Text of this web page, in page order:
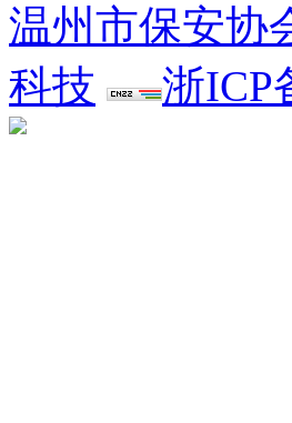
温州市保安协
科技
浙ICP